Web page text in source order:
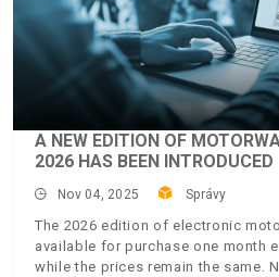
A NEW EDITION OF
2026 HAS BEEN INTRODUCED
Nov 04, 2025 Správy
The 2026 edition of electronic
available for purchase one month
while the prices remain the same.